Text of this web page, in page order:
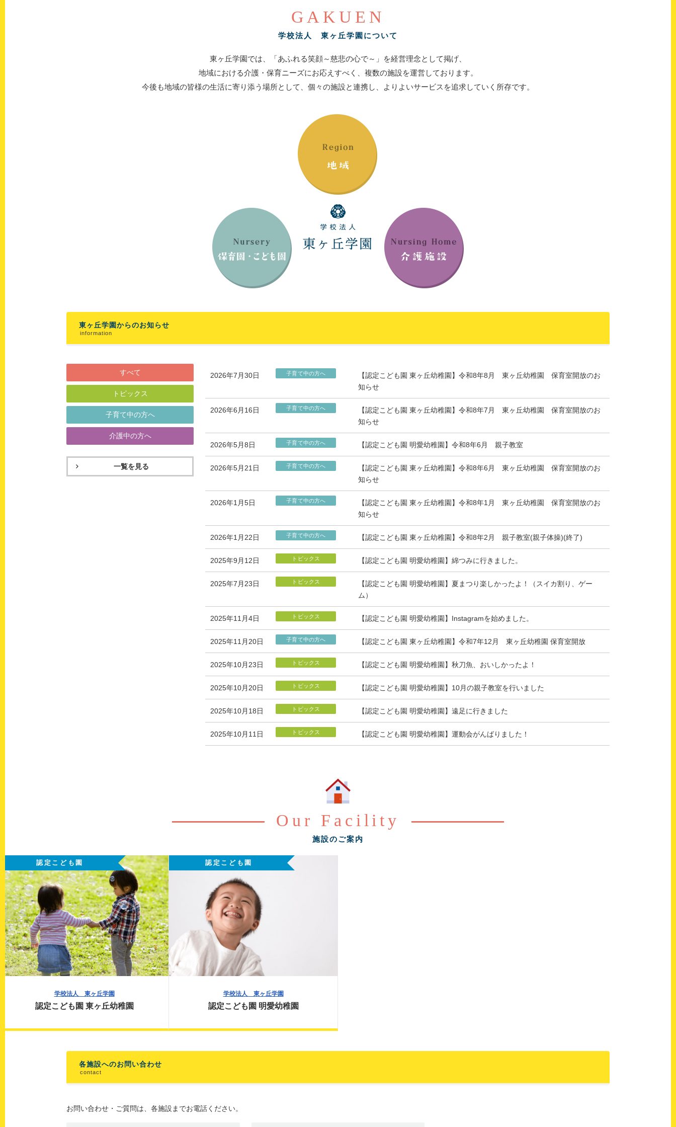
GAKUEN
学校法人 東ヶ丘学園について
東ヶ丘学園では、「あふれる笑顔～慈悲の心で～」を経営理念として掲げ、
地域における介護・保育ニーズにお応えすべく、複数の施設を運営しております。
今後も地域の皆様の生活に寄り添う場所として、個々の施設と連携し、よりよいサービスを追求していく所存です。
東ヶ丘学園からのお知らせ
information
すべて
トピックス
子育て中の方へ
介護中の方へ
一覧を見る
2026年7月30日 子育て中の方へ
【認定こども園 東ヶ丘幼稚園】令和8年8月 東ヶ丘幼稚園 保育室開放のお
知らせ
2026年6月16日 子育て中の方へ
【認定こども園 東ヶ丘幼稚園】令和8年7月 東ヶ丘幼稚園 保育室開放のお
知らせ
2026年5月8日 子育て中の方へ 【認定こども園 明愛幼稚園】令和8年6月 親子教室
2026年5月21日 子育て中の方へ
【認定こども園 東ヶ丘幼稚園】令和8年6月 東ヶ丘幼稚園 保育室開放のお
知らせ
2026年1月5日 子育て中の方へ
【認定こども園 東ヶ丘幼稚園】令和8年1月 東ヶ丘幼稚園 保育室開放のお
知らせ
2026年1月22日 子育て中の方へ 【認定こども園 東ヶ丘幼稚園】令和8年2月 親子教室(親子体操)(終了)
2025年9月12日 トピックス 【認定こども園 明愛幼稚園】綿つみに行きました。
2025年7月23日 トピックス
【認定こども園 明愛幼稚園】夏まつり楽しかったよ！（スイカ割り、ゲー
ム）
2025年11月4日 トピックス 【認定こども園 明愛幼稚園】Instagramを始めました。
2025年11月20日 子育て中の方へ 【認定こども園 東ヶ丘幼稚園】令和7年12月 東ヶ丘幼稚園 保育室開放
2025年10月23日 トピックス 【認定こども園 明愛幼稚園】秋刀魚、おいしかったよ！
2025年10月20日 トピックス 【認定こども園 明愛幼稚園】10月の親子教室を行いました
2025年10月18日 トピックス 【認定こども園 明愛幼稚園】遠足に行きました
2025年10月11日 トピックス 【認定こども園 明愛幼稚園】運動会がんばりました！
Our Facility
施設のご案内
認定こども園
学校法人 東ヶ丘学園
認定こども園 東ヶ丘幼稚園
認定こども園
学校法人 東ヶ丘学園
認定こども園 明愛幼稚園
各施設へのお問い合わせ
contact
お問い合わせ・ご質問は、各施設までお電話ください。